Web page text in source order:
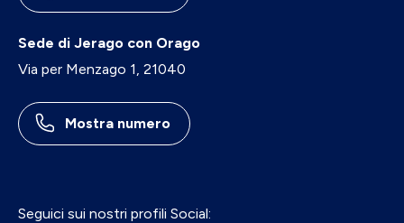
Sede di Jerago con Orago
Via per Menzago 1, 21040
Mostra numero
Seguici sui nostri profili Social: